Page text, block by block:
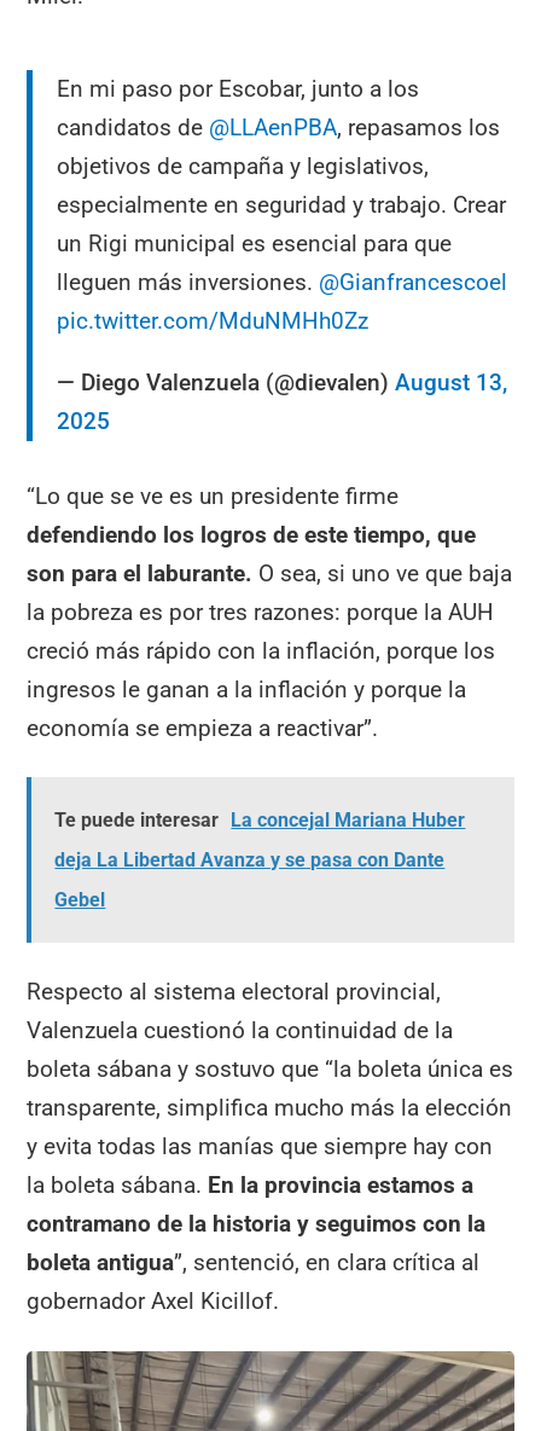
En mi paso por Escobar, junto a los
candidatos de @LLAenPBA, repasamos los
objetivos de campaña y legislativos,
especialmente en seguridad y trabajo. Crear
un Rigi municipal es esencial para que
lleguen más inversiones. @Gianfrancescoel
pic.twitter.com/MduNMHh0Zz
— Diego Valenzuela (@dievalen)August 13,
2025
“Lo que se ve es un presidente firme
defendiendo los logros de este tiempo, que
son para el laburante. O sea, si uno ve que baja
la pobreza es por tres razones: porque la AUH
creció más rápido con la inflación, porque los
ingresos le ganan a la inflación y porque la
economía se empieza a reactivar”.
Te puede interesar
La concejal Mariana Huber
deja La Libertad Avanza y se pasa con Dante
Gebel
Respecto al sistema electoral provincial,
Valenzuela cuestionó la continuidad de la
boleta sábana y sostuvo que “la boleta única es
transparente, simplifica mucho más la elección
y evita todas las manías que siempre hay con
la boleta sábana. En la provincia estamos a
contramano de la historia y seguimos con la
boleta antigua”, sentenció, en clara crítica al
gobernador Axel Kicillof.